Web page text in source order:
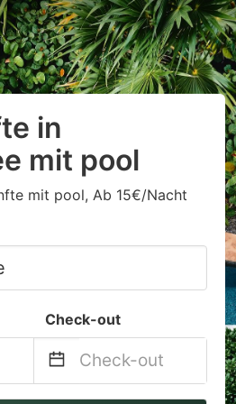
in
mit pool
mit pool, Ab 15€/Nacht
Check-out
Navigate